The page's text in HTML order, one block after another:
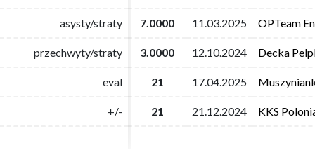
asysty/straty 7.0000 11.03.2025 OPTeam
przechwyty/straty 3.0000 12.10.2024 Decka
eval 21 17.04.2025
+/- 21 21.12.2024 KKS
asysty/straty 7.0000 11.03.2025 OPTeam
przechwyty/straty 3.0000 12.10.2024 Decka
eval 21 17.04.2025
+/- 21 21.12.2024 KKS